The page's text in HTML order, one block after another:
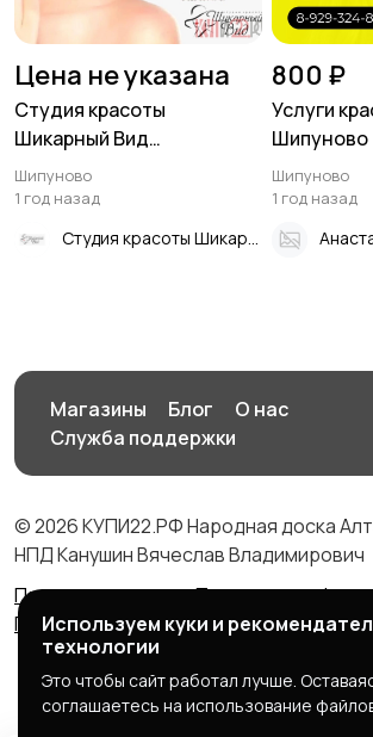
Цена не указана
Студия красоты
Шикарный Вид
приглашает:
Шипуново
1 год назад
Студия красоты Шикарный Вид
800 ₽
Услуги
Шипуново
Шипуново
1 год назад
Магазины Блог
О нас
Служба поддержки
© 2026 КУПИ22.РФ Народная доска
НПД Канушин Вячеслав Владимирович
Правила сервиса
Политика
Политика использования cookie
Используем куки и
технологии
Это чтобы сайт работал лучше.
соглашаетесь на использование